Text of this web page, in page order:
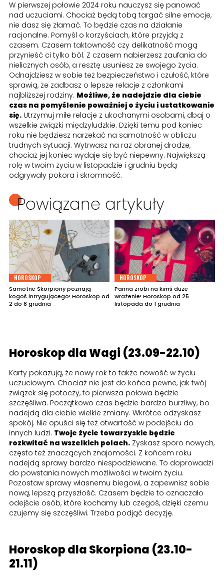
W pierwszej połowie 2024 roku nauczysz się panować
nad uczuciami. Chociaż będą tobą targać silne emocje,
nie dasz się złamać. To będzie czas na działanie
racjonalne. Pomyśl o korzyściach, które przyjdą z
czasem. Czasem taktowność czy delikatność mogą
przynieść ci tylko ból. Z czasem nabierzesz zaufania do
nielicznych osób, a resztę usuniesz ze swojego życia.
Odnajdziesz w sobie też bezpieczeństwo i czułość, które
sprawią, że zadbasz o lepsze relacje z członkami
najbliższej rodziny. Możliwe, że nadejdzie dla ciebie
czas na pomyślenie poważniej o życiu i ustatkowanie
się. Utrzymuj miłe relacje z ukochanymi osobami, dbaj o
wszelkie związki międzyludzkie. Dzięki temu pod koniec
roku nie będziesz narzekać na samotność w obliczu
trudnych sytuacji. Wytrwasz na raz obranej drodze,
chociaż jej koniec wydaje się być niepewny. Największą
rolę w twoim życiu w listopadzie i grudniu będą
odgrywały pokora i skromność.
Powiązane artykuły
HOROSKOP
Samotne Skorpiony poznają
kogoś intrygującego! Horoskop od
2 do 8 grudnia
HOROSKOP
Panna zrobi na kimś duże
wrażenie! Horoskop od 25
listopada do 1 grudnia
Horoskop dla Wagi (23.09-22.10)
Karty pokazują, że nowy rok to także nowość w życiu
uczuciowym. Chociaż nie jest do końca pewne, jak twój
związek się potoczy, to pierwsza połowa będzie
szczęśliwa. Początkowo czas będzie bardzo burzliwy, bo
nadejdą dla ciebie wielkie zmiany. Wkrótce odzyskasz
spokój. Nie opuści się też otwartość w podejściu do
innych ludzi. Twoje życie towarzyskie będzie
rozkwitać na wszelkich polach. Zyskasz sporo nowych,
często też znaczących znajomości. Z końcem roku
nadejdą sprawy bardzo niespodziewane. To doprowadzi
do powstania nowych możliwości w twoim życiu.
Pozostaw sprawy własnemu biegowi, a zapewnisz sobie
nową, lepszą przyszłość. Czasem będzie to oznaczało
odejście osób, które kochamy lub czegoś, dzięki czemu
czujemy się szczęśliwi. Trzeba podjąć decyzję.
Horoskop dla Skorpiona (23.10-
21.11)